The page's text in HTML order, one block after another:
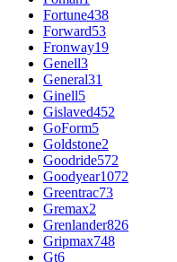
Fortune438
Forward53
Fronway19
Genell3
General31
Ginell5
Gislaved452
GoForm5
Goldstone2
Goodride572
Goodyear1072
Greentrac73
Gremax2
Grenlander826
Gripmax748
Gt6